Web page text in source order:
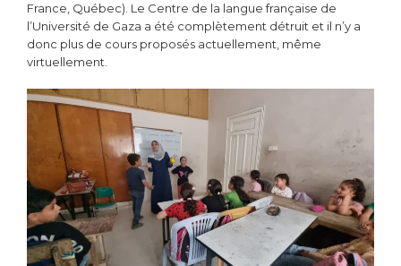
France, Québec). Le Centre de la langue française de
l’Université de Gaza a été complètement détruit et il n’y a
donc plus de cours proposés actuellement, même
virtuellement.